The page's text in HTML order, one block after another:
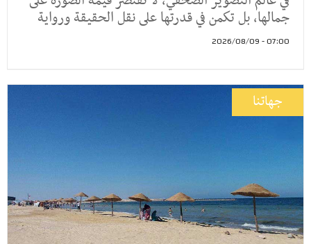
جمالها، بل تكمن في قدرتها على نقل الحقيقة ورواية
07:00 - 2026/08/09
جهاتنا